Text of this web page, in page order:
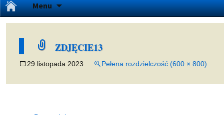
Menu
do
ZDJĘCIE13
29 listopada 2023 Pełena rozdzielczość (600 × 800)